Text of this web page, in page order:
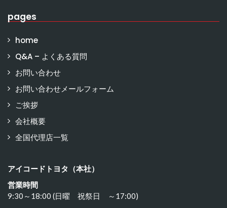
pages
home
Q&A – よくある質問
お問い合わせ
お問い合わせメールフォーム
ご挨拶
会社概要
全国代理店一覧
アイコードトヨタ（本社）
営業時間
9:30～18:00 (日曜 祝祭日 ～17:00)